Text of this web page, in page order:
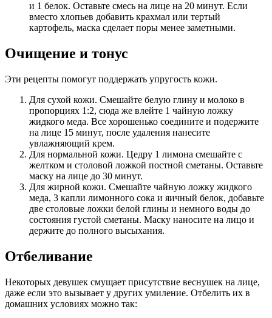
и 1 белок. Оставьте смесь на лице на 20 минут. Если
вместо хлопьев добавить крахмал или тертый
картофель, маска сделает поры менее заметными.
Очищение и тонус
Эти рецепты помогут поддержать упругость кожи.
Для сухой кожи. Смешайте белую глину и молоко в
пропорциях 1:2, сюда же влейте 1 чайную ложку
жидкого меда. Все хорошенько соедините и подержите
на лице 15 минут, после удаления нанесите
увлажняющий крем.
Для нормальной кожи. Цедру 1 лимона смешайте с
желтком и столовой ложкой постной сметаны. Оставьте
маску на лице до 30 минут.
Для жирной кожи. Смешайте чайную ложку жидкого
меда, 3 капли лимонного сока и яичный белок, добавьте
две столовые ложки белой глины и немного воды до
состояния густой сметаны. Маску наносите на лицо и
держите до полного высыхания.
Отбеливание
Некоторых девушек смущает присутствие веснушек на лице,
даже если это вызывает у других умиление. Отбелить их в
домашних условиях можно так: